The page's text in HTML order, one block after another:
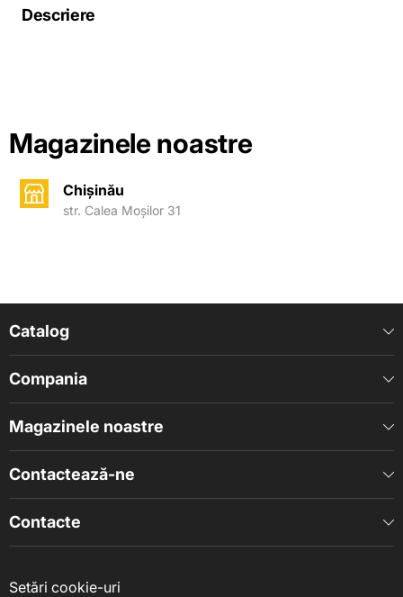
Descriere
Magazinele noastre
Chișinău
str. Calea Moșilor 31
Catalog
Compania
Magazinele noastre
Contactează-ne
Contacte
Setări cookie-uri